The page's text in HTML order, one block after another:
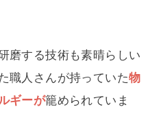
磨する技術も素晴らしい
職人さんが持っていた物
ギーが籠められていま